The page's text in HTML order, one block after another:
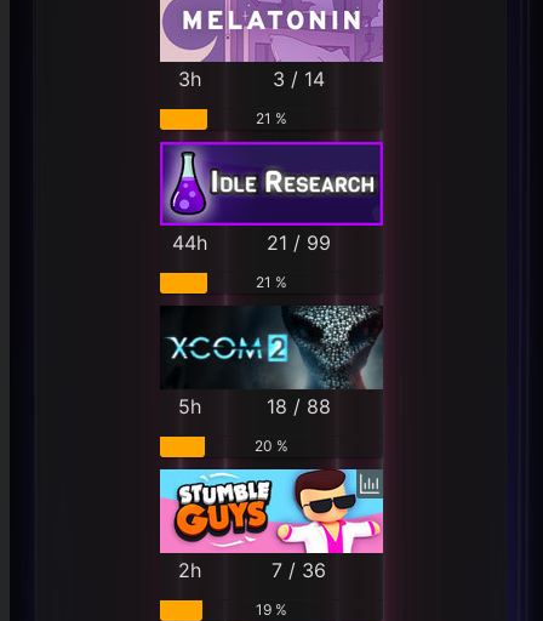
3h 3 / 14
21 %
44h 21 / 99
21 %
5h 18 / 88
20 %
2h 7 / 36
19 %